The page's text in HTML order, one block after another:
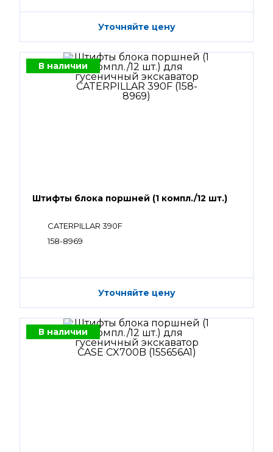
Уточняйте цену
В наличии
Штифты блока поршней (1 компл./12 шт.)
CATERPILLAR 390F
158-8969
Уточняйте цену
В наличии